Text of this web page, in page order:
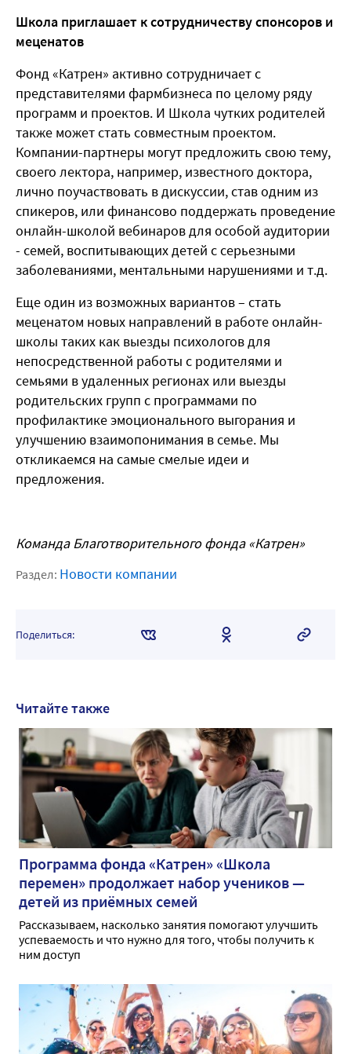
Школа приглашает к сотрудничеству спонсоров и
меценатов
Фонд «Катрен» активно сотрудничает с
представителями фармбизнеса по целому ряду
программ и проектов. И Школа чутких родителей
также может стать совместным проектом.
Компании-партнеры могут предложить свою тему,
своего лектора, например, известного доктора,
лично поучаствовать в дискуссии, став одним из
спикеров, или финансово поддержать проведение
онлайн-школой вебинаров для особой аудитории
- семей, воспитывающих детей с серьезными
заболеваниями, ментальными нарушениями и т.д.
Еще один из возможных вариантов – стать
меценатом новых направлений в работе онлайн-
школы таких как выезды психологов для
непосредственной работы с родителями и
семьями в удаленных регионах или выезды
родительских групп с программами по
профилактике эмоционального выгорания и
улучшению взаимопонимания в семье. Мы
откликаемся на самые смелые идеи и
предложения.
Команда Благотворительного фонда «Катрен»
Раздел: Новости компании
Поделиться:
Читайте также
Программа фонда «Катрен» «Школа
перемен» продолжает набор учеников —
детей из приёмных семей
Рассказываем, насколько занятия помогают улучшить
успеваемость и что нужно для того, чтобы получить к
ним доступ